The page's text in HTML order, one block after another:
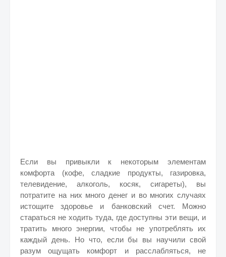
Если вы привыкли к некоторым элементам
комфорта (кофе, сладкие продукты, газировка,
телевидение, алкоголь, косяк, сигареты), вы
потратите на них много денег и во многих случаях
истощите здоровье и банковский счет. Можно
стараться не ходить туда, где доступны эти вещи, и
тратить много энергии, чтобы не употреблять их
каждый день. Но что, если бы вы научили свой
разум ощущать комфорт и расслабляться, не